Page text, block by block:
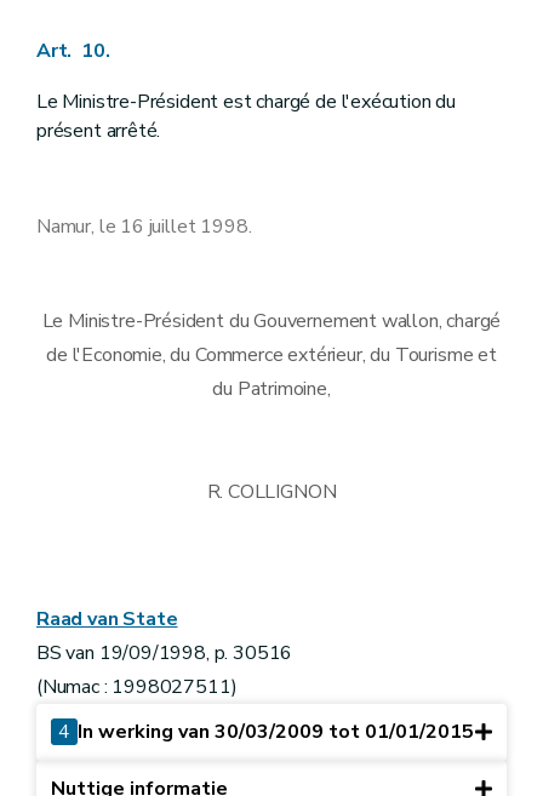
Art. 10.
Le Ministre-Président est chargé de l'exécution du
présent arrêté.
Namur, le 16 juillet 1998.
Le Ministre-Président du Gouvernement wallon, chargé
de l'Economie, du Commerce extérieur, du Tourisme et
du Patrimoine,
R. COLLIGNON
Raad van State
BS van 19/09/1998, p. 30516
(Numac : 1998027511)
4 In werking van 30/03/2009 tot 01/01/2015
Nuttige informatie